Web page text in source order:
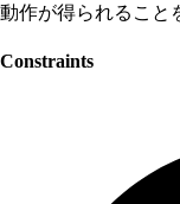
動作が得られること
Constraints